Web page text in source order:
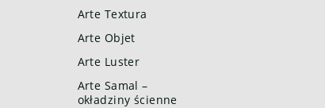
Arte Textura
Arte Objet
Arte Luster
Arte Samal –
okładziny ścienne